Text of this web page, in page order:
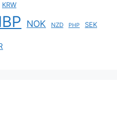
KRW
NOK NZD PHP SEK